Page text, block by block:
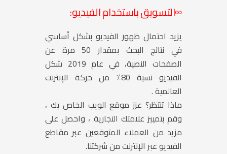
∞التسويق باستخدام الفيديو:
يزيد احتمال ظهور الفيديو بشكل أساسي
في نتائج البحث بمقدار 50 مرة عن
الصفحات النصية، في عام 2019 شكل
الفيديو نسبة 80٪ من حركة الإنترنت
العالمية .
ماذا تنتظر؟ عزز موقع الويب الخاص بك ،
وقم بتمييز علامتك التجارية ، واحصل على
مزيد من العملاء المتوقعين عبر مقاطع
الفيديو عبر الإنترنت من شركتنا.